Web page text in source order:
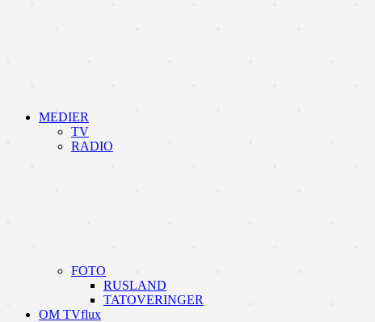
MEDIER
TV
RADIO
FOTO
RUSLAND
TATOVERINGER
OM TVflux